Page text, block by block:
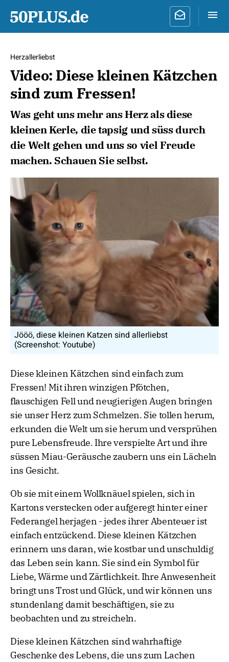
Herzallerliebst
Video: Diese kleinen Kätzchen
sind zum Fressen!
Was geht uns mehr ans Herz als diese
kleinen Kerle, die tapsig und süss durch
die Welt gehen und uns so viel Freude
machen. Schauen Sie selbst.
Jööö, diese kleinen Katzen sind allerliebst
(Screenshot: Youtube)
Diese kleinen Kätzchen sind einfach zum
Fressen! Mit ihren winzigen Pfötchen,
flauschigen Fell und neugierigen Augen bringen
sie unser Herz zum Schmelzen. Sie tollen herum,
erkunden die Welt um sie herum und versprühen
pure Lebensfreude. Ihre verspielte Art und ihre
süssen Miau-Geräusche zaubern uns ein Lächeln
ins Gesicht.
Ob sie mit einem Wollknäuel spielen, sich in
Kartons verstecken oder aufgeregt hinter einer
Federangel herjagen - jedes ihrer Abenteuer ist
einfach entzückend. Diese kleinen Kätzchen
erinnern uns daran, wie kostbar und unschuldig
das Leben sein kann. Sie sind ein Symbol für
Liebe, Wärme und Zärtlichkeit. Ihre Anwesenheit
bringt uns Trost und Glück, und wir können uns
stundenlang damit beschäftigen, sie zu
beobachten und zu streicheln.
Diese kleinen Kätzchen sind wahrhaftige
Geschenke des Lebens, die uns zum Lachen